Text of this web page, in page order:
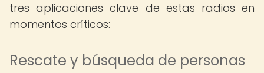
tres aplicaciones clave de estas radios en
momentos críticos:
Rescate y búsqueda de personas